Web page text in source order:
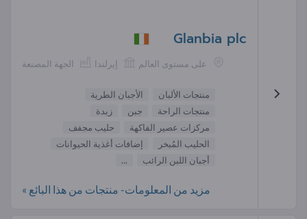
Glanbia plc
الجهة المصنعة إيرلندا على مستوى العالم
منتجات الألبان
الأجبان الطرية
منتجات الراحة
جبن
زبدة
مركزات عصير الفاكهة
حليب مجفف
الحليب المُبخر
إضافات أغذية الحيوانات
أجبان اللبن الرائب
...
مزيد من المعلومات- منتجات من هذا البائع »